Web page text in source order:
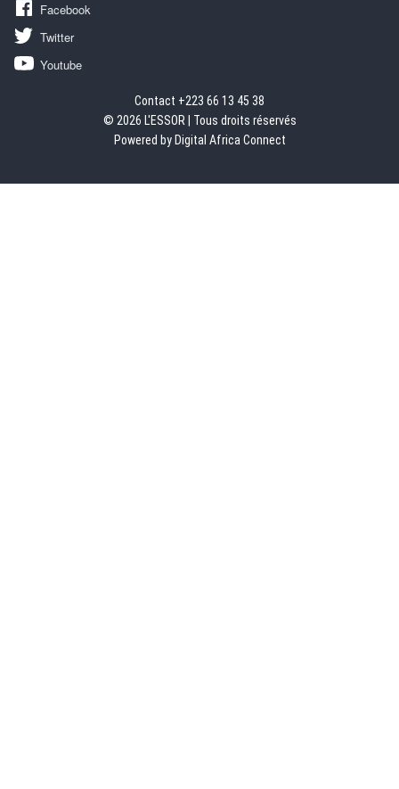
Facebook
Twitter
Youtube
Contact +223 66 13 45 38
© 2026 L'ESSOR | Tous droits réservés
Powered by Digital Africa Connect